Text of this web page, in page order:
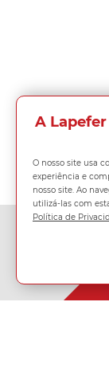
A
O nosso site usa
experiência e
nosso site. Ao
utilizá-las com
Política de